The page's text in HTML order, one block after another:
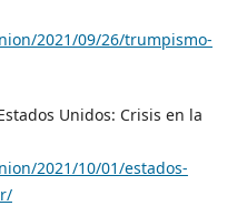
2021/09/26/trumpismo-
Unidos: Crisis en la
2021/10/01/estados-